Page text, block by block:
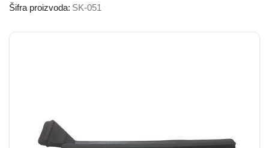
Šifra proizvoda: SK-051